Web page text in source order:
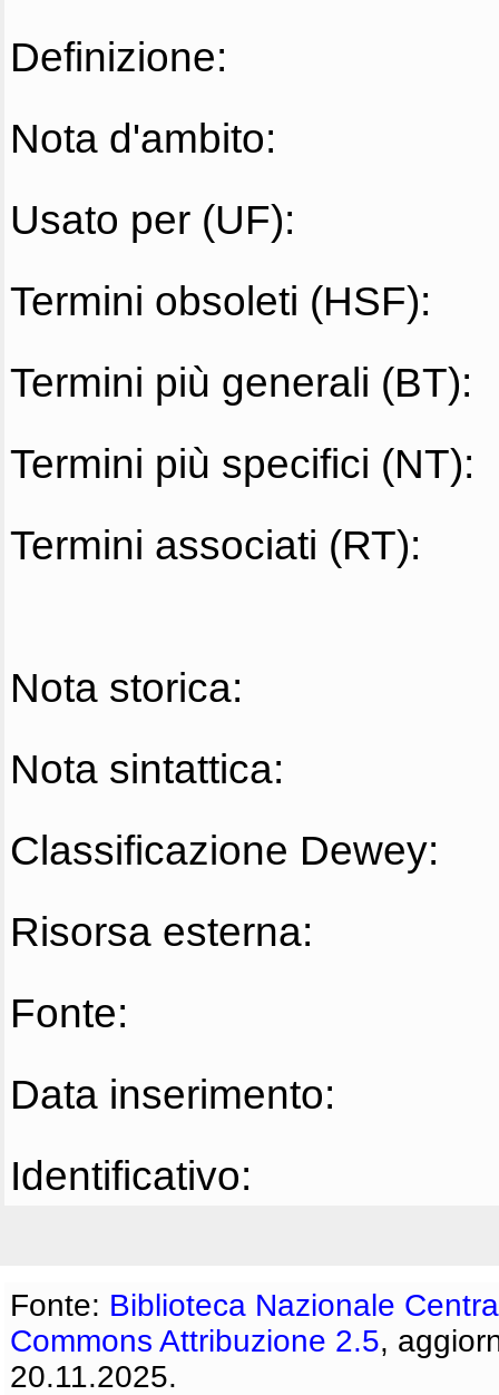
Definizione:
Nota d'ambito:
Usato per (UF):
Termini obsoleti (HSF):
Termini più generali (BT):
Termini più specifici (NT):
Termini associati (RT):
Nota storica:
Nota sintattica:
Classificazione Dewey:
Risorsa esterna:
Fonte:
Data inserimento:
Identificativo:
Fonte: Biblioteca Nazionale
Commons Attribuzione 2.5,
20.11.2025.